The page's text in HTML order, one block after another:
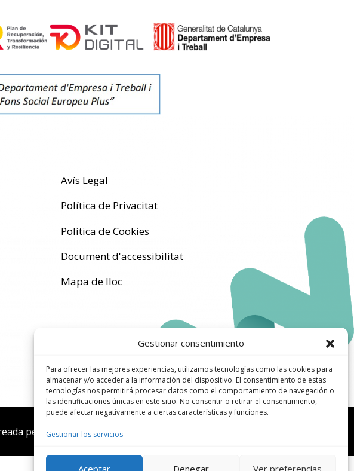
Gestionar consentimiento
Para ofrecer las mejores experiencias, utilizamos tecnologías como las cookies para
almacenar y/o acceder a la información del dispositivo. El consentimiento de estas
tecnologías nos permitirá procesar datos como el comportamiento de navegación o
las identificaciones únicas en este sitio. No consentir o retirar el consentimiento,
puede afectar negativamente a ciertas características y funciones.
Gestionar los servicios
Aceptar Denegar Ver preferencias
Avís Legal
Política de Privacitat
Política de Cookies
Document d'accessibilitat
Mapa de lloc
per Aleix Altadill - Wordpress & Divi